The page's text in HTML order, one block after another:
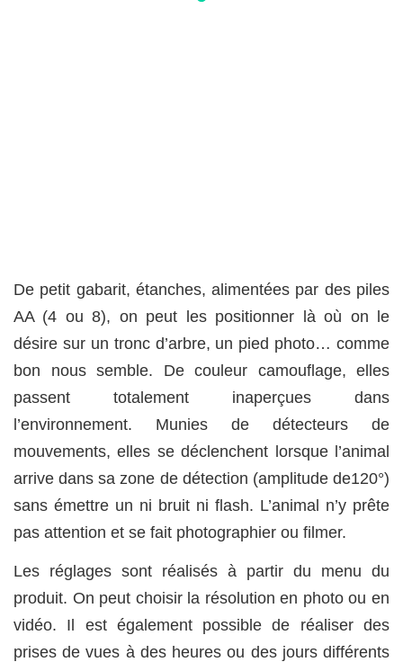
De petit gabarit, étanches, alimentées par des piles
AA (4 ou 8), on peut les positionner là où on le
désire sur un tronc d’arbre, un pied photo… comme
bon nous semble. De couleur camouflage, elles
passent totalement inaperçues dans
l’environnement. Munies de détecteurs de
mouvements, elles se déclenchent lorsque l’animal
arrive dans sa zone de détection (amplitude de120°)
sans émettre un ni bruit ni flash. L’animal n’y prête
pas attention et se fait photographier ou filmer.
Les réglages sont réalisés à partir du menu du
produit. On peut choisir la résolution en photo ou en
vidéo. Il est également possible de réaliser des
prises de vues à des heures ou des jours différents